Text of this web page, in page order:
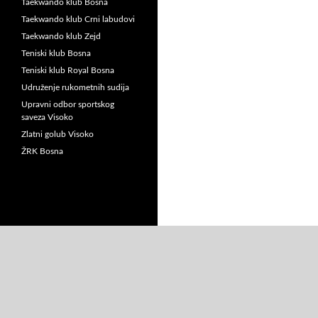
Taekwando klub Bosna
Taekwando klub Crni labudovi
Taekwando klub Zejd
Teniski klub Bosna
Teniski klub Royal Bosna
Udruženje rukometnih sudija
Upravni odbor sportskog
saveza Visoko
Zlatni golub Visoko
ŽRK Bosna